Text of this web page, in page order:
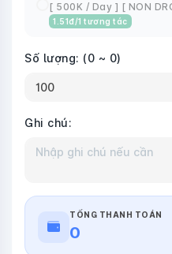
[ 500K / Day ] [ NON
1.51đ/1 tương tác
Số lượng: (0 ~ 0)
Ghi chú:
TỔNG THANH TOÁN
0